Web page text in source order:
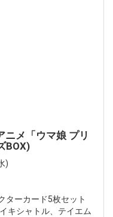
ニメ「ウマ娘 プリ
BOX)
)
ターカード5枚セット
ャトル、テイエム